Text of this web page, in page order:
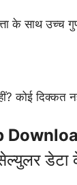
के साथ उच्च
कोई
डेटा